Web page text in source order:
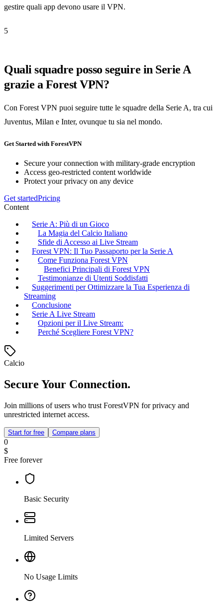
gestire quali app devono usare il VPN.
5
Quali squadre posso seguire in Serie A
grazie a Forest VPN?
Con Forest VPN puoi seguire tutte le squadre della Serie A, tra cui
Juventus, Milan e Inter, ovunque tu sia nel mondo.
Get Started with ForestVPN
Secure your connection with military-grade encryption
Access geo-restricted content worldwide
Protect your privacy on any device
Get startedPricing
Content
Serie A: Più di un Gioco
La Magia del Calcio Italiano
Sfide di Accesso ai Live Stream
Forest VPN: Il Tuo Passaporto per la Serie A
Come Funziona Forest VPN
Benefici Principali di Forest VPN
Testimonianze di Utenti Soddisfatti
Suggerimenti per Ottimizzare la Tua Esperienza di
Streaming
Conclusione
Serie A Live Stream
Opzioni per il Live Stream:
Perché Scegliere Forest VPN?
Calcio
Secure Your Connection.
Join millions of users who trust ForestVPN for privacy and
unrestricted internet access.
Start for free Compare plans
0
$
Free forever
Basic Security
Limited Servers
No Usage Limits